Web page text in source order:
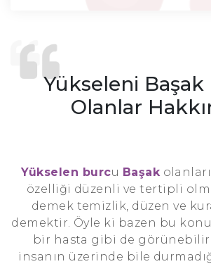
Yükseleni Başak
Olanlar
Yükselen burcu Başak
özelliği düzenli ve tertipli
demek temizlik, düzen ve
demektir. Öyle ki bazen bu
bir hasta gibi de
insanın üzerinde bile